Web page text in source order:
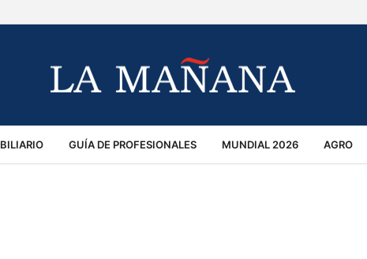
GUÍA DE PROFESIONALES MUNDIAL 2026 AGRO